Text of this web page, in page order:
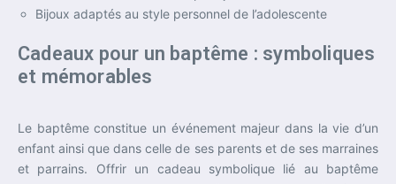
Bijoux adaptés au style personnel de l’adolescente
Cadeaux pour un baptême : symboliques
et mémorables
Le baptême constitue un événement majeur dans la vie d’un
enfant ainsi que dans celle de ses parents et de ses marraines
et parrains. Offrir un cadeau symbolique lié au baptême